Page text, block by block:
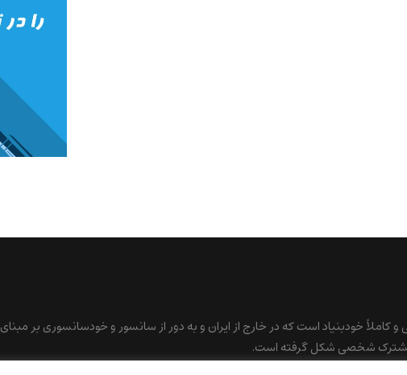
و کاملاً خودبنیاد است که در خارج از ایران و به دور از سانسور و خودسانسوری بر مبنای
مشترک شخصی شکل گرفته است.